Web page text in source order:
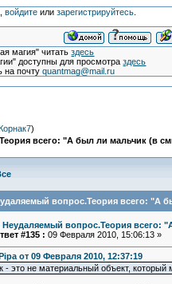
войдитеили зарегистрируйтесь.
магия" читатьздесь
доступны для просмотраздесь
на почтуquantmag@mail.ru
)
всего: "А был ли мальчик (в
вопрос.Теория всего: "А
Неудаляемый вопрос.Теория всего:
#135 : 09 Февраля 2010, 15:06:13 »
от 09 Февраля 2010, 12:37:19
- это не материальный объект,